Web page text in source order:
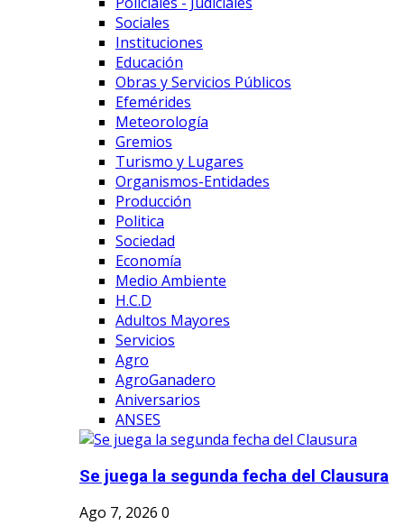
Sociales
Instituciones
Educación
Obras y Servicios Públicos
Efemérides
Meteorología
Gremios
Turismo y Lugares
Organismos-Entidades
Producción
Politica
Sociedad
Economía
Medio Ambiente
H.C.D
Adultos Mayores
Servicios
Agro
AgroGanadero
Aniversarios
ANSES
Se juega la segunda fecha del Clausura
Ago 7, 2026 0